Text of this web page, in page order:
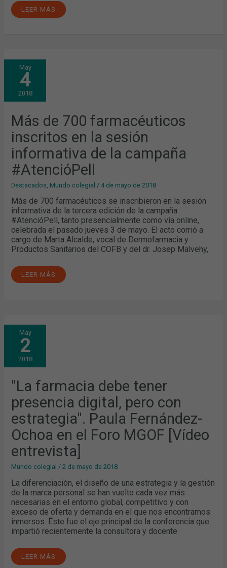
LEER MÁS
May
4
2018
Más de 700 farmacéuticos
inscritos en la sesión
informativa de la campaña
#AtencióPell
Destacados Mundo colegial / 4 de mayo de 2018
Más de 700 farmacéuticos se inscribieron en la sesión
informativa de la tercera edición de la campaña
#AtencióPell, tanto presencialmente como vía online,
celebrada el pasado jueves 3 de mayo. El acto corrió a
cargo de Marta Alcalde, vocal de Dermofarmacia y
Productos Sanitarios del COFB y del dr. Josep Malvehy,
MÁS
DE
700
FARMACÉUTICOS
INSCRITOS
EN
LA
INFORMATIVA
DE
LA
CAMPAÑA
#ATENCIÓPELL
LEER MÁS
May
2
2018
"La farmacia debe tener
presencia digital, pero con
estrategia". Paula Fernández-
Ochoa en el Foro MGOF [Vídeo
entrevista]
Mundo colegial /2 de mayo de 2018
La diferenciación, el diseño de una estrategia y la gestión
de la marca personal se han vuelto cada vez más
necesarias en el entorno global, competitivo y con
exceso de oferta y demanda en el que nos encontramos
inmersos. Éste fue el eje principal de la conferencia que
impartió recientemente la consultora y docente
"LA
FARMACIA
DEBE
TENER
PRESENCIA
DIGITAL,
PERO
ESTRATEGIA".
PAULA
FERNÁNDEZ-
OCHOA
EN
EL
FORO
MGOF
[VÍDEO
ENTREVISTA]
LEER MÁS